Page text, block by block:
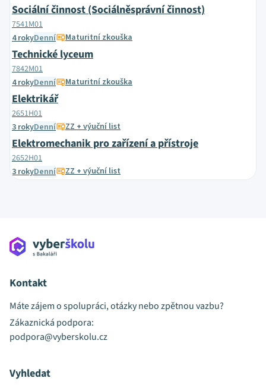
Sociální činnost (Sociálněsprávní činnost)
7541M01
4 rokyDenní Maturitní zkouška
Technické lyceum
7842M01
4 rokyDenní Maturitní zkouška
Elektrikář
2651H01
3 rokyDenní ZZ + výuční list
Elektromechanik pro zařízení a přístroje
2652H01
3 rokyDenní ZZ + výuční list
Kontakt
Máte zájem o spolupráci, otázky nebo zpětnou vazbu?
Zákaznická podpora:
podpora@vyberskolu.cz
Vyhledat